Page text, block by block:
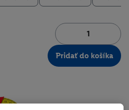
Pridať do košíka